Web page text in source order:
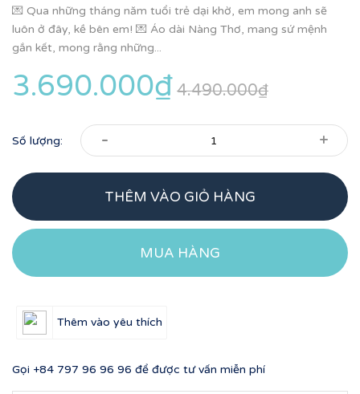
💌 Qua những tháng năm tuổi trẻ dại khờ, em mong anh sẽ
luôn ở đây, kề bên em! 💌 Áo dài Nàng Thơ, mang sứ mệnh
gắn kết, mong rằng những...
3.690.000₫ 4.490.000₫
Số lượng: - +
THÊM VÀO GIỎ HÀNG
MUA HÀNG
Thêm vào yêu thích
Gọi +84 797 96 96 96 để được tư vấn miễn phí